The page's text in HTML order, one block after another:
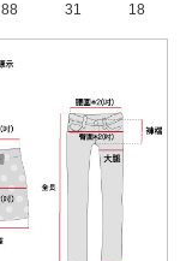
88 31 18